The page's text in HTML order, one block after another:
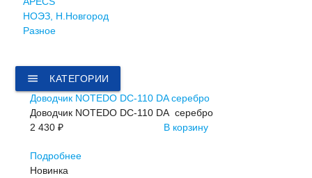
НОЭЗ, Н.Новгород
Разное
menu
КАТЕГОРИИ
Доводчик NOTEDO DC-110 DA серебро
Доводчик NOTEDO DC-110 DA серебро
2 430 ₽
В корзину
Подробнее
Новинка